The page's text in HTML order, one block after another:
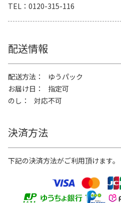
TEL
0120-315-116
配送情報
配送方法
ゆうパック
お届け日
指定可
のし
対応不可
決済方法
下記の決済方法がご利用頂けます。